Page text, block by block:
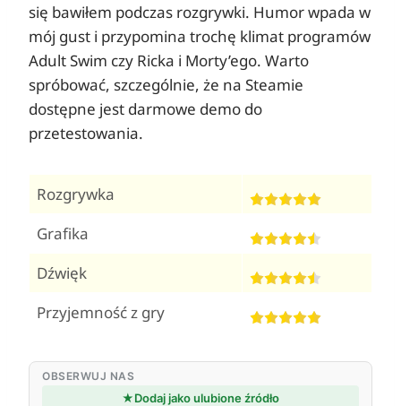
się bawiłem podczas rozgrywki. Humor wpada w
mój gust i przypomina trochę klimat programów
Adult Swim czy Ricka i Morty’ego. Warto
spróbować, szczególnie, że na Steamie
dostępne jest darmowe demo do
przetestowania.
Rozgrywka
Grafika
Dźwięk
Przyjemność z gry
OBSERWUJ NAS
★Dodaj jako ulubione źródło